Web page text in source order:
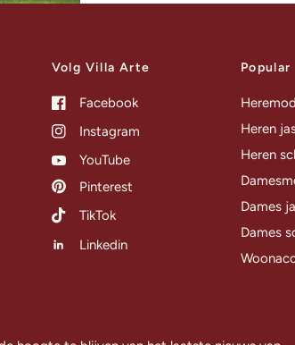
Volg Villa Arte
Facebook
Instagram
YouTube
Pinterest
TikTok
Linkedin
Popular
Heren
Heren
Dames
Dames